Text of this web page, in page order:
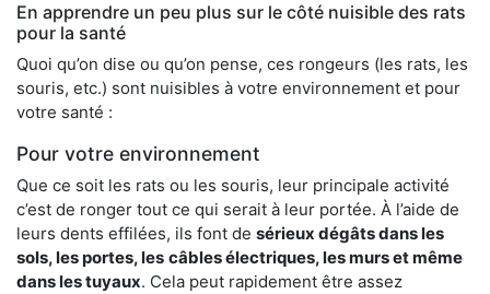
En apprendre un peu plus sur le côté nuisible des rats
pour la santé
Quoi qu’on dise ou qu’on pense, ces rongeurs (les rats, les
souris, etc.) sont nuisibles à votre environnement et pour
votre santé :
Pour votre environnement
Que ce soit les rats ou les souris, leur principale activité
c’est de ronger tout ce qui serait à leur portée. À l’aide de
leurs dents effilées, ils font de sérieux dégâts dans les
sols, les portes, les câbles électriques, les murs et même
dans les tuyaux. Cela peut rapidement être assez